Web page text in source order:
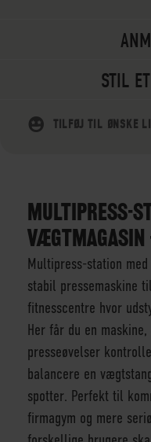
STIL
TILFØJ TIL ØNSKE
MULTIPRESS-
VÆGTMAGASIN
Multipress-station
stabil pressemaskine
fitnesscentre hvor
Her får du en
presseøvelser
balancere en
spotter. Perfekt til
firmagym og mere